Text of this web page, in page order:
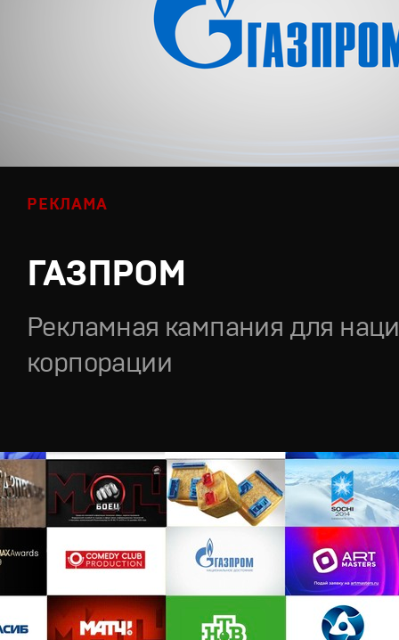
РЕКЛАМА
ГАЗПРОМ
Рекламная кампания для
корпорации